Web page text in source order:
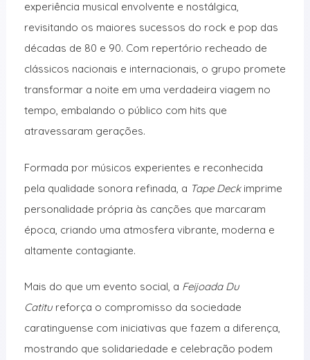
experiência musical envolvente e nostálgica,
revisitando os maiores sucessos do rock e pop das
décadas de 80 e 90. Com repertório recheado de
clássicos nacionais e internacionais, o grupo promete
transformar a noite em uma verdadeira viagem no
tempo, embalando o público com hits que
atravessaram gerações.
Formada por músicos experientes e reconhecida
pela qualidade sonora refinada, a Tape Deckimprime
personalidade própria às canções que marcaram
época, criando uma atmosfera vibrante, moderna e
altamente contagiante.
Mais do que um evento social, a Feijoada Du
Catitureforça o compromisso da sociedade
caratinguense com iniciativas que fazem a diferença,
mostrando que solidariedade e celebração podem